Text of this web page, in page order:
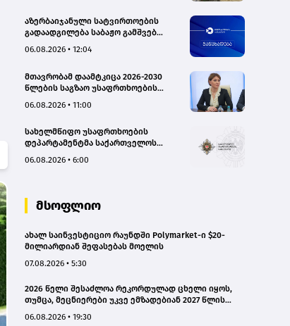
აზერბაიჯანული სატვირთოების
გადაადგილება საბაჟო გამშვებ
მიმდინარეობს- შემოსავლების
06.08.2026 • 12:04
მთავრობამ დაამტკიცა 2026-2030
წლების საგზაო უსაფრთხოების
სამოქმედო გეგმა – თამარ
06.08.2026 • 11:00
სახელმწიფო უსაფრთხოების
დეპარტამენტმა საქართველოს
საზიანოდ საბოტაჟის მუხლით
06.08.2026 • 6:00
მსოფლიო
ახალ საინვესტიციო რაუნდში Polymarket-ი $20-
მილიარდიან შეფასებას მოელის
07.08.2026 • 5:30
2026 წელი შესაძლოა რეკორდულად ცხელი იყოს,
თუმცა, მეცნიერები უკვე ემზადებიან 2027 წლის
06.08.2026 • 19:30